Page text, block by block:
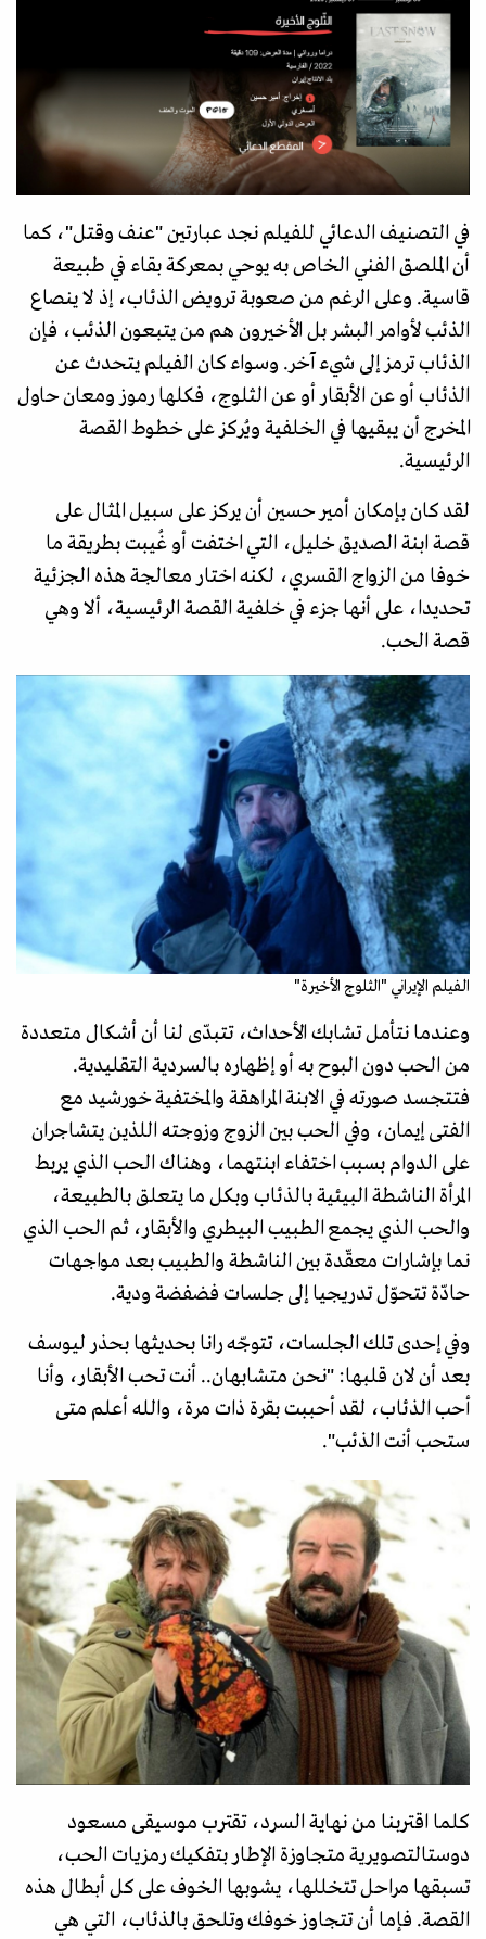
في التصنيف الدعائي للفيلم نجد عبارتين "عنف وقتل"، كما
أن الملصق الفني الخاص به يوحي بمعركة بقاء في طبيعة
قاسية. وعلى الرغم من صعوبة ترويض الذئاب، إذ لا ينصاع
الذئب لأوامر البشر بل الأخيرون هم من يتبعون الذئب، فإن
الذئاب ترمز إلى شيء آخر. وسواء كان الفيلم يتحدث عن
الذئاب أو عن الأبقار أو عن الثلوج، فكلها رموز ومعان حاول
المخرج أن يبقيها في الخلفية ويُركز على خطوط القصة
الرئيسية.
لقد كان بإمكان أمير حسين أن يركز على سبيل المثال على
قصة ابنة الصديق خليل، التي اختفت أو غُيبت بطريقة ما
خوفا من الزواج القسري، لكنه اختار معالجة هذه الجزئية
تحديدا، على أنها جزء في خلفية القصة الرئيسية، ألا وهي
قصة الحب.
الفيلم الإيراني "الثلوج الأخيرة"
وعندما نتأمل تشابك الأحداث، تتبدّى لنا أن أشكال متعددة
من الحب دون البوح به أو إظهاره بالسردية التقليدية.
فتتجسد صورته في الابنة المراهقة والمختفية خورشيد مع
الفتى إيمان، وفي الحب بين الزوج وزوجته اللذين يتشاجران
على الدوام بسبب اختفاء ابنتهما، وهناك الحب الذي يربط
المرأة الناشطة البيئية بالذئاب وبكل ما يتعلق بالطبيعة،
والحب الذي يجمع الطبيب البيطري والأبقار، ثم الحب الذي
نما بإشارات معقّدة بين الناشطة والطبيب بعد مواجهات
حادّة تتحوّل تدريجيا إلى جلسات فضفضة ودية.
وفي إحدى تلك الجلسات، تتوجّه رانا بحديثها بحذر ليوسف
بعد أن لان قلبها: "نحن متشابهان.. أنت تحب الأبقار، وأنا
أحب الذئاب، لقد أحببت بقرة ذات مرة، والله أعلم متى
ستحب أنت الذئب".
كلما اقتربنا من نهاية السرد، تقترب موسيقى مسعود
دوستالتصويرية متجاوزة الإطار بتفكيك رمزيات الحب،
تسبقها مراحل تتخللها، يشوبها الخوف على كل أبطال هذه
القصة. فإما أن تتجاوز خوفك وتلحق بالذئاب، التي هي